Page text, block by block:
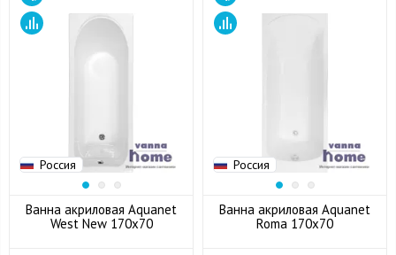
Россия
Ванна акриловая Aquanet
West New 170x70
Россия
Ванна акриловая Aquanet
Roma 170x70